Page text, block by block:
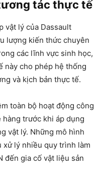
tác thực tế
vật lý của Dassault
lượng kiến thức chuyên
các lĩnh vực sinh học,
này cho phép hệ thống
và kịch bản thực tế.
toàn bộ hoạt động công
trước khi áp dụng
vật lý. Những mô hình
xử lý nhiều quy trình làm
đến gia cố vật liệu sản